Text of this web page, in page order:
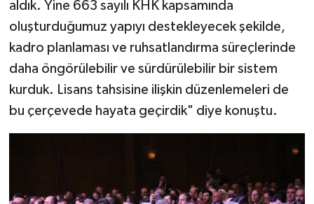
aldık. Yine 663 sayılı KHK kapsamında
oluşturduğumuz yapıyı destekleyecek şekilde,
kadro planlaması ve ruhsatlandırma süreçlerinde
daha öngörülebilir ve sürdürülebilir bir sistem
kurduk. Lisans tahsisine ilişkin düzenlemeleri de
bu çerçevede hayata geçirdik" diye konuştu.